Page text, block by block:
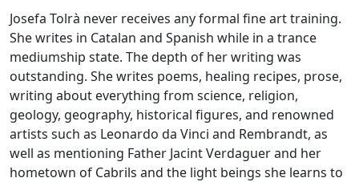
Josefa Tolrà never receives any formal fine art training.
She writes in Catalan and Spanish while in a trance
mediumship state. The depth of her writing was
outstanding. She writes poems, healing recipes, prose,
writing about everything from science, religion,
geology, geography, historical figures, and renowned
artists such as Leonardo da Vinci and Rembrandt, as
well as mentioning Father Jacint Verdaguer and her
hometown of Cabrils and the light beings she learns to